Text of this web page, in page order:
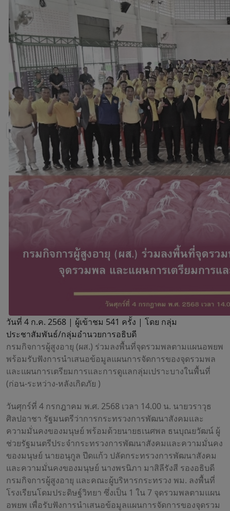
วันที่ 4 ก.ค. 2568 | ผู้เข้าชม 541 ครั้ง | โดย กลุ่ม
ประชาสัมพันธ์/กลุ่มอำนวยการอธิบดี
กรมกิจการผู้สูงอายุ (ผส.) ร่วมลงพื้นที่จุดรวมพลตามแผนอพยพ
พร้อมรับฟังการนำเสนอข้อมูลแผนการจัดการของจุดรวมพล
และแผนการเตรียมการและการดูแลกลุ่มเปราะบางในพื้นที่
(ก่อน-ระหว่าง-หลังเกิดภัย )
วันศุกร์ที่ 4 กรกฎาคม พ.ศ. 2568 เวลา 14.00 น. นายวราวุธ
ศิลปอาชา รัฐมนตรีว่าการกระทรวงการพัฒนาสังคมและ
ความมั่นคงของมนุษย์ พร้อมด้วยนายธเนศพล ธนบุณยวัฒน์ ผู้
ช่วยรัฐมนตรีประจำกระทรวงการพัฒนาสังคมและความมั่นคง
ของมนุษย์ นายอนุกูล ปีดแก้ว ปลัดกระทรวงการพัฒนาสังคม
และความมั่นคงของมนุษย์ นางพรนิภา มาสิลีรังสี รองอธิบดี
กรมกิจการผู้สูงอายุ และคณะผู้บริหารกระทรวง พม. ลงพื้นที่
โรงเรียนโดมประดิษฐ์วิทยา ซึ่งเป็น 1 ใน 7 จุดรวมพลตามแผน
อพยพ เพื่อรับฟังการนำเสนอข้อมูลแผนการจัดการของจุดรวม